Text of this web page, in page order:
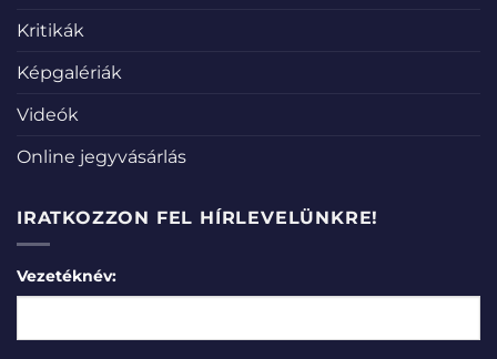
Kritikák
Képgalériák
Videók
Online jegyvásárlás
IRATKOZZON FEL HÍRLEVELÜNKRE!
Vezetéknév: